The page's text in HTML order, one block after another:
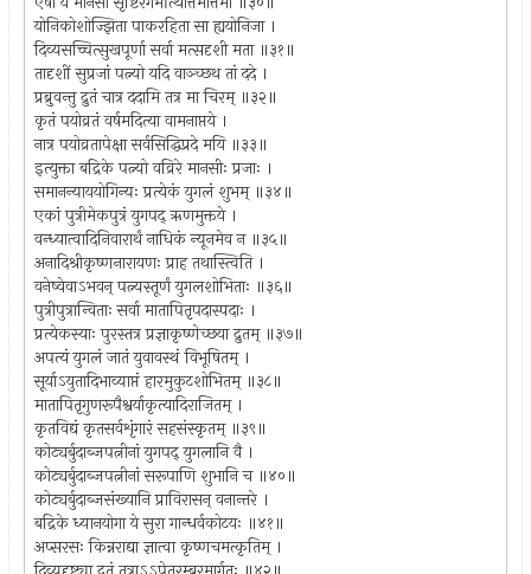
योनिकोशोज्झिता पाकरहिता सा ह्ययोनिजा ।
दिव्यसच्चित्सुखपूर्णा सर्वा मत्सदृशी मता ॥३१॥
तादृशीं सुप्रजां पत्न्यो यदि वाञ्च्छथ तां ददे ।
प्रब्रुवन्तु द्रुतं चात्र ददामि तत्र मा चिरम् ॥३२॥
कृतं पयोव्रतं वर्षमदित्या वामनाप्तये ।
नात्र पयोव्रतापेक्षा सर्वसिद्धिप्रदे मयि ॥३३॥
इत्युक्ता बद्रिके पत्न्यो वव्रिरे मानसीः प्रजाः ।
समानन्याययोगिन्यः प्रत्येकं युगलं शुभम् ॥३४॥
एकां पुत्रीमेकपुत्रं युगपद् ऋणमुक्तये ।
वन्ध्यात्वादिनिवारार्थं नाधिकं न्यूनमेव न ॥३५॥
अनादिश्रीकृष्णनारायणः प्राह तथास्त्विति ।
वनेष्वेवाऽभवन् पत्न्यस्तूर्णं युगलशोभिताः ॥३६॥
पुत्रीपुत्रान्विताः सर्वा मातापितृपदास्पदाः ।
प्रत्येकस्याः पुरस्तत्र प्रज्ञाकृष्णेच्छया द्रुतम् ॥३७॥
अपत्यं युगलं जातं युवावस्थं विभूषितम् ।
सूर्याऽयुतादिभाव्याप्तं हारमुकुटशोभितम् ॥३८॥
मातापितृगुणरूपैश्वर्याकृत्यादिराजितम् ।
कृतविद्यं कृतसर्वशृंगारं सहसंस्कृतम् ॥३९॥
कोट्यर्बुदाब्जपत्नीनां युगपद् युगलानि वै ।
कोट्यर्बुदाब्जपत्नीनां सरूपाणि शुभानि च ॥४०॥
कोट्यर्बुदाब्जसंख्यानि प्राविरासन् वनान्तरे ।
बद्रिके ध्यानयोगा ये सुरा गान्धर्वकोटयः ॥४१॥
अप्सरसः किन्नराद्या ज्ञात्वा कृष्णचमत्कृतिम् ।